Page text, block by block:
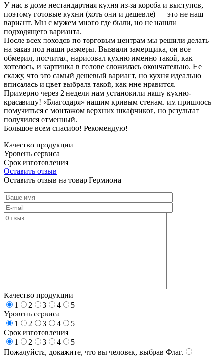
У нас в доме нестандартная кухня из-за короба и выступов,
поэтому готовые кухни (хоть они и дешевле) — это не наш
вариант. Мы с мужем много где были, но не нашли
подходящего варианта.
После всех походов по торговым центрам мы решили делать
на заказ под наши размеры. Вызвали замерщика, он все
обмерил, посчитал, нарисовал кухню именно такой, как
хотелось, и картинка в голове сложилась окончательно. Не
скажу, что это самый дешевый вариант, но кухня идеально
вписалась и цвет выбрала такой, как мне нравится.
Примерно через 2 недели нам установили нашу кухню-
красавицу! «Благодаря» нашим кривым стенам, им пришлось
помучиться с монтажом верхних шкафчиков, но результат
получился отменный.
Большое всем спасибо! Рекомендую!
Качество продукции
Уровень сервиса
Срок изготовления
Оставить отзыв
Оставить отзыв на товар Гермиона
Качество продукции
1
2 3 4
5
Уровень сервиса
1
2 3 4
5
Срок изготовления
1
2 3 4
5
Пожалуйста, докажите, что вы человек, выбрав Флаг.